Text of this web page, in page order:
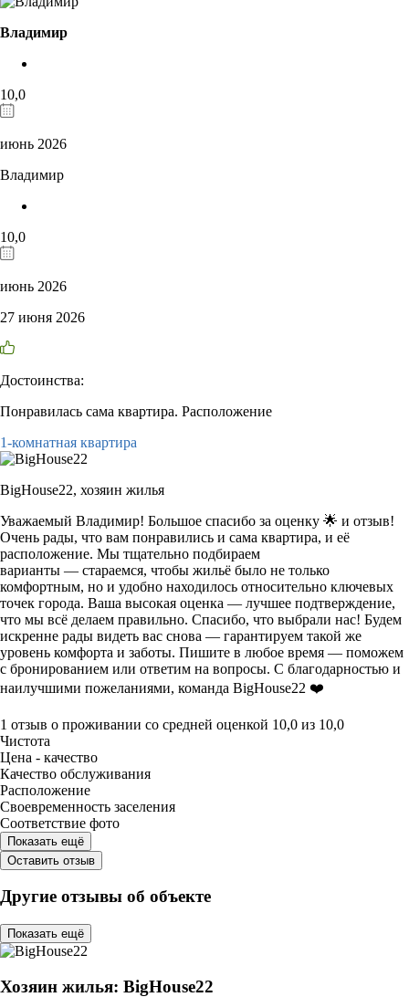
Владимир
10,0
июнь 2026
Владимир
10,0
июнь 2026
27 июня 2026
Достоинства:
Понравилась сама квартира. Расположение
1-комнатная квартира
BigHouse22, хозяин жилья
Уважаемый Владимир! Большое спасибо за оценку 🌟 и отзыв!
Очень рады, что вам понравились и сама квартира, и её
расположение. Мы тщательно подбираем
варианты — стараемся, чтобы жильё было не только
комфортным, но и удобно находилось относительно ключевых
точек города. Ваша высокая оценка — лучшее подтверждение,
что мы всё делаем правильно. Спасибо, что выбрали нас! Будем
искренне рады видеть вас снова — гарантируем такой же
уровень комфорта и заботы. Пишите в любое время — поможем
с бронированием или ответим на вопросы. С благодарностью и
наилучшими пожеланиями, команда BigHouse22 ❤️
1 отзыв о проживании со средней оценкой 10,0 из 10,0
Чистота
Цена - качество
Качество обслуживания
Расположение
Своевременность заселения
Соответствие фото
Показать ещё
Оставить отзыв
Другие отзывы об объекте
Показать ещё
Хозяин жилья: BigHouse22